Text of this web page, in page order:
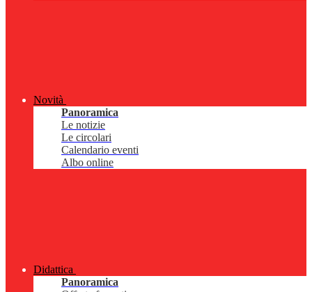
Novità
Panoramica
Le notizie
Le circolari
Calendario eventi
Albo online
Didattica
Panoramica